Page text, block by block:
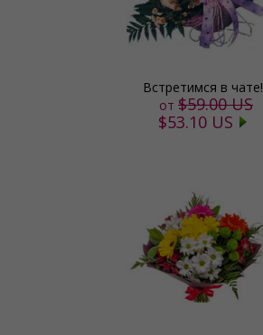
Встретимся в чате!
от $59.00 US
$53.10 US